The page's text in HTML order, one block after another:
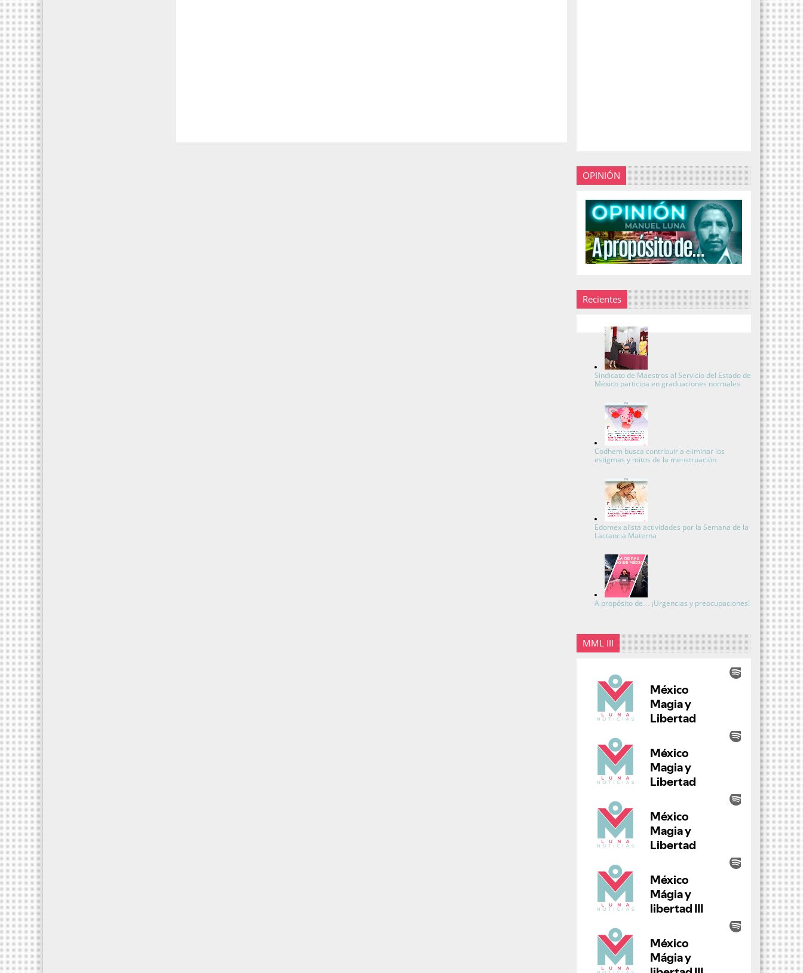
OPINIÓN
Recientes
Sindicato de Maestros al Servicio del Estado de
México participa en graduaciones normales
Codhem busca contribuir a eliminar los
estigmas y mitos de la menstruación
Edomex alista actividades por la Semana de la
Lactancia Materna
A propósito de… ¡Urgencias y preocupaciones!
MML III